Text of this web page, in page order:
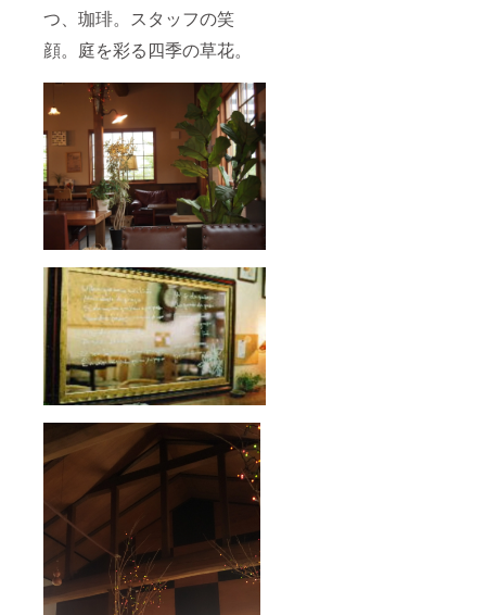
つ、珈琲。スタッフの笑
顔。庭を彩る四季の草花。